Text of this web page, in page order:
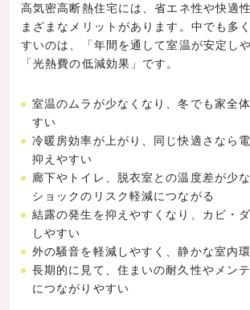
高気密高断熱住宅には、省エネ性や快適
まざまなメリットがあります。中でも多
すいのは、「年間を通して室温が安定し
「光熱費の低減効果」です。
室温のムラが少なくなり、冬でも家全
すい
冷暖房効率が上がり、同じ快適さなら
抑えやすい
廊下やトイレ、脱衣室との温度差が少
ショックのリスク軽減につながる
結露の発生を抑えやすくなり、カビ・
しやすい
外の騒音を軽減しやすく、静かな室内
長期的に見て、住まいの耐久性やメン
につながりやすい